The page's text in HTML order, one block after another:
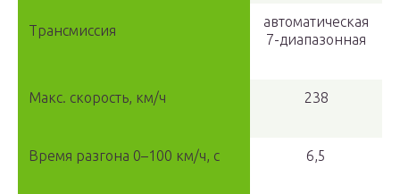
Трансмиссия
автоматическая
7-диапазонная
Макс. скорость, км/ч 238
Время разгона 0–100 км/ч, с 6,5